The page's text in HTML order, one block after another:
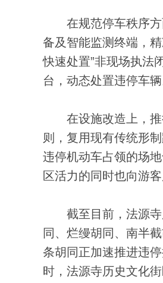
在规范停车秩序方
备及智能监测终端，
快速处置”非现场执法
台，动态处置违停车辆
在设施改造上，推行
则，复用现有传统形
违停机动车占领的场
区活力的同时也向游
截至目前，法源寺
同、烂缦胡同、南半
条胡同正加速推进违
时，法源寺历史文化